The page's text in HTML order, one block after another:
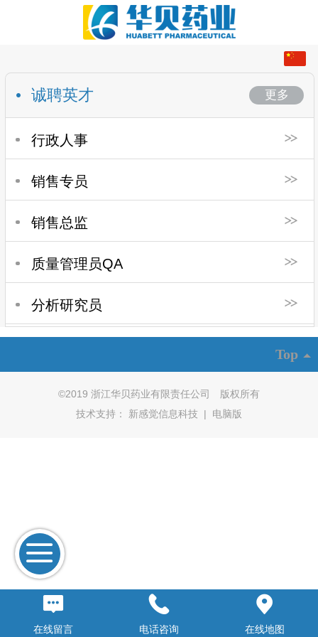
English
诚聘英才 更多
行政人事
销售专员
销售总监
质量管理员QA
分析研究员
Top
©2019 浙江华贝药业有限责任公司 版权所有
技术支持： 新感觉信息科技 | 电脑版
在线留言 电话咨询 在线地图